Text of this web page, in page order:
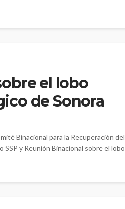
el lobo
de Sonora
Binacional para la Recuperación del
SSP y Reunión Binacional sobre el lobo